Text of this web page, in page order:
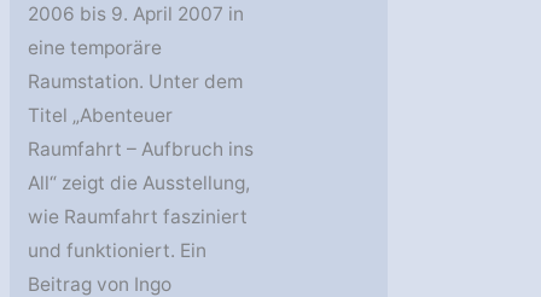
2006 bis 9. April 2007 in
eine temporäre
Raumstation. Unter dem
Titel „Abenteuer
Raumfahrt – Aufbruch ins
All“ zeigt die Ausstellung,
wie Raumfahrt fasziniert
und funktioniert. Ein
Beitrag von Ingo